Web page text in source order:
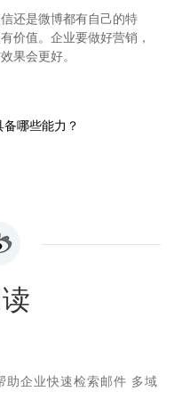
还是微博都有自己的特
价值。企业要做好营销，
果会更好。
哪些能力？
助企业快速检索邮件 多域